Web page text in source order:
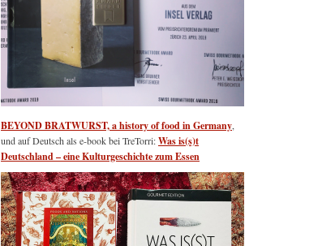
BEYOND BRATWURST, a history of food in Germany
und auf Deutsch als e-book bei TreTorri:Was is(s)t
Deutschland – eine Kulturgeschichte zum Essen